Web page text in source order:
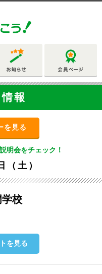
報
を見る
明会をチェック！
（土）
校
を見る